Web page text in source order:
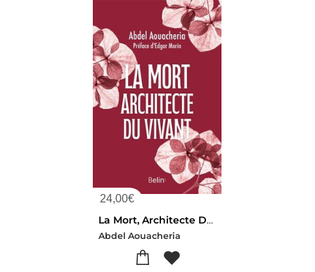
24,00€
La Mort, Architecte Du Vivant
Abdel Aouacheria